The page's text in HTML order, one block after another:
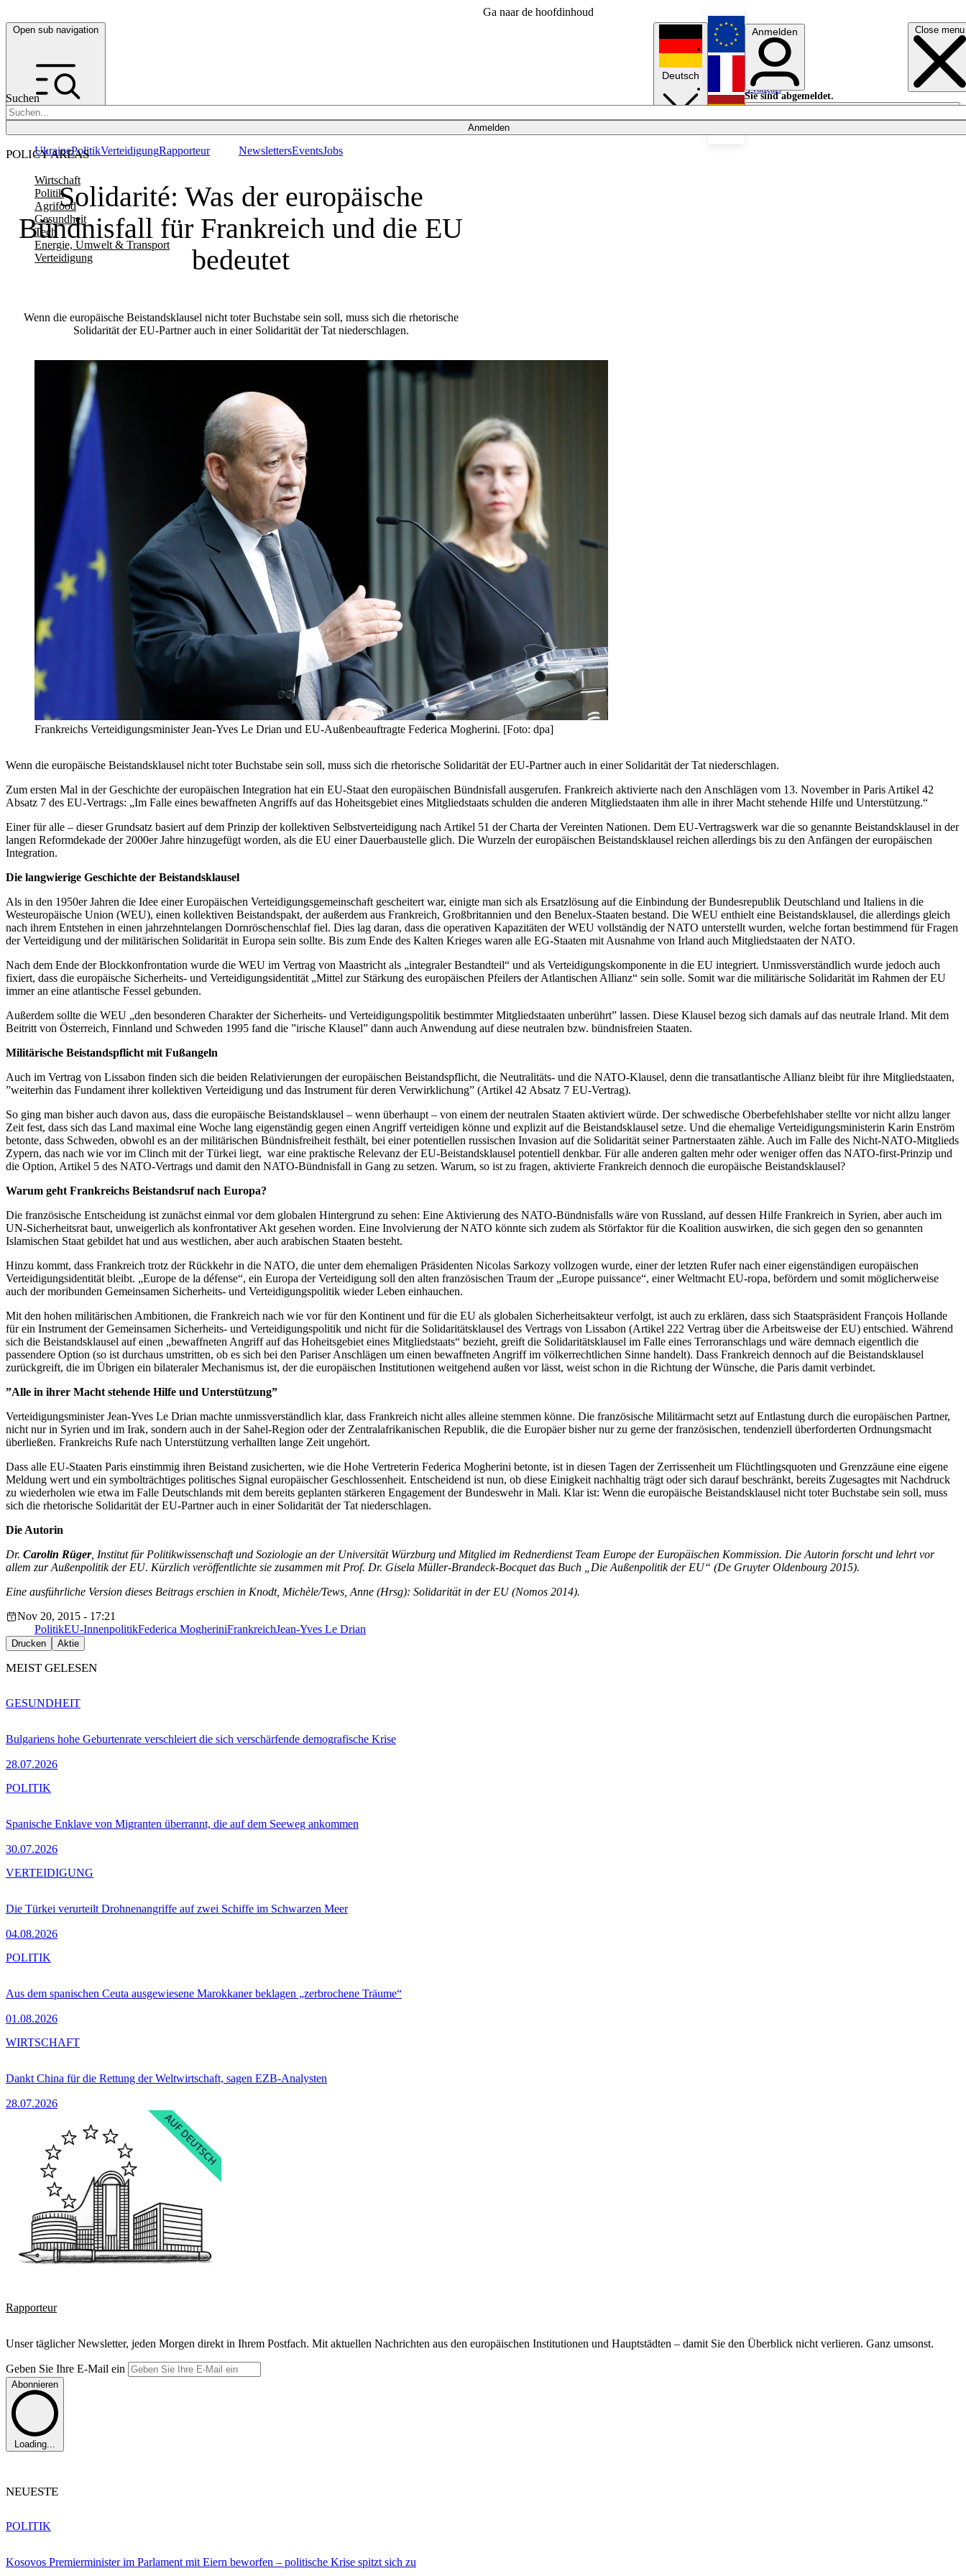
Ga naar de hoofdinhoud
Open sub navigation Close menu
Suchen
Anmelden
POLICY AREAS
Wirtschaft
Politik
Agrifood
Gesundheit
Tech
Energie, Umwelt & Transport
Verteidigung
UkrainePolitikVerteidigungRapporteur NewslettersEventsJobs
Deutsch
English
Français
Anmelden
Sie sind abgemeldet.
Anmelden
Licht aus
Solidarité: Was der europäische
Bündnisfall für Frankreich und die EU
bedeutet
Wenn die europäische Beistandsklausel nicht toter Buchstabe sein soll, muss sich die rhetorische
Solidarität der EU-Partner auch in einer Solidarität der Tat niederschlagen.
Frankreichs Verteidigungsminister Jean-Yves Le Drian und EU-Außenbeauftragte Federica Mogherini. [Foto: dpa]
Wenn die europäische Beistandsklausel nicht toter Buchstabe sein soll, muss sich die rhetorische Solidarität der EU-Partner auch in einer Solidarität der Tat niederschlagen.
Zum ersten Mal in der Geschichte der europäischen Integration hat ein EU-Staat den europäischen Bündnisfall ausgerufen. Frankreich aktivierte nach den Anschlägen vom 13. November in Paris Artikel 42
Absatz 7 des EU-Vertrags: „Im Falle eines bewaffneten Angriffs auf das Hoheitsgebiet eines Mitgliedstaats schulden die anderen Mitgliedstaaten ihm alle in ihrer Macht stehende Hilfe und Unterstützung.“
Einer für alle – dieser Grundsatz basiert auf dem Prinzip der kollektiven Selbstverteidigung nach Artikel 51 der Charta der Vereinten Nationen. Dem EU-Vertragswerk war die so genannte Beistandsklausel in der
langen Reformdekade der 2000er Jahre hinzugefügt worden, als die EU einer Dauerbaustelle glich. Die Wurzeln der europäischen Beistandsklausel reichen allerdings bis zu den Anfängen der europäischen
Integration.
Die langwierige Geschichte der Beistandsklausel
Als in den 1950er Jahren die Idee einer Europäischen Verteidigungsgemeinschaft gescheitert war, einigte man sich als Ersatzlösung auf die Einbindung der Bundesrepublik Deutschland und Italiens in die
Westeuropäische Union (WEU), einen kollektiven Beistandspakt, der außerdem aus Frankreich, Großbritannien und den Benelux-Staaten bestand. Die WEU enthielt eine Beistandsklausel, die allerdings gleich
nach ihrem Entstehen in einen jahrzehntelangen Dornröschenschlaf fiel. Dies lag daran, dass die operativen Kapazitäten der WEU vollständig der NATO unterstellt wurden, welche fortan bestimmend für Fragen
der Verteidigung und der militärischen Solidarität in Europa sein sollte. Bis zum Ende des Kalten Krieges waren alle EG-Staaten mit Ausnahme von Irland auch Mitgliedstaaten der NATO.
Nach dem Ende der Blockkonfrontation wurde die WEU im Vertrag von Maastricht als „integraler Bestandteil“ und als Verteidigungskomponente in die EU integriert. Unmissverständlich wurde jedoch auch
fixiert, dass die europäische Sicherheits- und Verteidigungsidentität „Mittel zur Stärkung des europäischen Pfeilers der Atlantischen Allianz“ sein solle. Somit war die militärische Solidarität im Rahmen der EU
immer an eine atlantische Fessel gebunden.
Außerdem sollte die WEU „den besonderen Charakter der Sicherheits- und Verteidigungspolitik bestimmter Mitgliedstaaten unberührt” lassen. Diese Klausel bezog sich damals auf das neutrale Irland. Mit dem
Beitritt von Österreich, Finnland und Schweden 1995 fand die ”irische Klausel” dann auch Anwendung auf diese neutralen bzw. bündnisfreien Staaten.
Militärische Beistandspflicht mit Fußangeln
Auch im Vertrag von Lissabon finden sich die beiden Relativierungen der europäischen Beistandspflicht, die Neutralitäts- und die NATO-Klausel, denn die transatlantische Allianz bleibt für ihre Mitgliedstaaten,
”weiterhin das Fundament ihrer kollektiven Verteidigung und das Instrument für deren Verwirklichung” (Artikel 42 Absatz 7 EU-Vertrag).
So ging man bisher auch davon aus, dass die europäische Beistandsklausel – wenn überhaupt – von einem der neutralen Staaten aktiviert würde. Der schwedische Oberbefehlshaber stellte vor nicht allzu langer
Zeit fest, dass sich das Land maximal eine Woche lang eigenständig gegen einen Angriff verteidigen könne und explizit auf die Beistandsklausel setze. Und die ehemalige Verteidigungsministerin Karin Enström
betonte, dass Schweden, obwohl es an der militärischen Bündnisfreiheit festhält, bei einer potentiellen russischen Invasion auf die Solidarität seiner Partnerstaaten zähle. Auch im Falle des Nicht-NATO-Mitglieds
Zypern, das nach wie vor im Clinch mit der Türkei liegt, war eine praktische Relevanz der EU-Beistandsklausel potentiell denkbar. Für alle anderen galten mehr oder weniger offen das NATO-first-Prinzip und
die Option, Artikel 5 des NATO-Vertrags und damit den NATO-Bündnisfall in Gang zu setzen. Warum, so ist zu fragen, aktivierte Frankreich dennoch die europäische Beistandsklausel?
Warum geht Frankreichs Beistandsruf nach Europa?
Die französische Entscheidung ist zunächst einmal vor dem globalen Hintergrund zu sehen: Eine Aktivierung des NATO-Bündnisfalls wäre von Russland, auf dessen Hilfe Frankreich in Syrien, aber auch im
UN-Sicherheitsrat baut, unweigerlich als konfrontativer Akt gesehen worden. Eine Involvierung der NATO könnte sich zudem als Störfaktor für die Koalition auswirken, die sich gegen den so genannten
Islamischen Staat gebildet hat und aus westlichen, aber auch arabischen Staaten besteht.
Hinzu kommt, dass Frankreich trotz der Rückkehr in die NATO, die unter dem ehemaligen Präsidenten Nicolas Sarkozy vollzogen wurde, einer der letzten Rufer nach einer eigenständigen europäischen
Verteidigungsidentität bleibt. „Europe de la défense“, ein Europa der Verteidigung soll den alten französischen Traum der „Europe puissance“, einer Weltmacht EU-ropa, befördern und somit möglicherweise
auch der moribunden Gemeinsamen Sicherheits- und Verteidigungspolitik wieder Leben einhauchen.
Mit den hohen militärischen Ambitionen, die Frankreich nach wie vor für den Kontinent und für die EU als globalen Sicherheitsakteur verfolgt, ist auch zu erklären, dass sich Staatspräsident François Hollande
für ein Instrument der Gemeinsamen Sicherheits- und Verteidigungspolitik und nicht für die Solidaritätsklausel des Vertrags von Lissabon (Artikel 222 Vertrag über die Arbeitsweise der EU) entschied. Während
sich die Beistandsklausel auf einen „bewaffneten Angriff auf das Hoheitsgebiet eines Mitgliedstaats“ bezieht, greift die Solidaritätsklausel im Falle eines Terroranschlags und wäre demnach eigentlich die
passendere Option (so ist durchaus umstritten, ob es sich bei den Pariser Anschlägen um einen bewaffneten Angriff im völkerrechtlichen Sinne handelt). Dass Frankreich dennoch auf die Beistandsklausel
zurückgreift, die im Übrigen ein bilateraler Mechanismus ist, der die europäischen Institutionen weitgehend außen vor lässt, weist schon in die Richtung der Wünsche, die Paris damit verbindet.
”Alle in ihrer Macht stehende Hilfe und Unterstützung”
Verteidigungsminister Jean-Yves Le Drian machte unmissverständlich klar, dass Frankreich nicht alles alleine stemmen könne. Die französische Militärmacht setzt auf Entlastung durch die europäischen Partner,
nicht nur in Syrien und im Irak, sondern auch in der Sahel-Region oder der Zentralafrikanischen Republik, die die Europäer bisher nur zu gerne der französischen, tendenziell überforderten Ordnungsmacht
überließen. Frankreichs Rufe nach Unterstützung verhallten lange Zeit ungehört.
Dass alle EU-Staaten Paris einstimmig ihren Beistand zusicherten, wie die Hohe Vertreterin Federica Mogherini betonte, ist in diesen Tagen der Zerrissenheit um Flüchtlingsquoten und Grenzzäune eine eigene
Meldung wert und ein symbolträchtiges politisches Signal europäischer Geschlossenheit. Entscheidend ist nun, ob diese Einigkeit nachhaltig trägt oder sich darauf beschränkt, bereits Zugesagtes mit Nachdruck
zu wiederholen wie etwa im Falle Deutschlands mit dem bereits geplanten stärkeren Engagement der Bundeswehr in Mali. Klar ist: Wenn die europäische Beistandsklausel nicht toter Buchstabe sein soll, muss
sich die rhetorische Solidarität der EU-Partner auch in einer Solidarität der Tat niederschlagen.
Die Autorin
Dr. Carolin Rüger, Institut für Politikwissenschaft und Soziologie an der Universität Würzburg und Mitglied im Rednerdienst Team Europe der Europäischen Kommission. Die Autorin forscht und lehrt vor
allem zur Außenpolitik der EU. Kürzlich veröffentlichte sie zusammen mit Prof. Dr. Gisela Müller-Brandeck-Bocquet das Buch „Die Außenpolitik der EU“ (De Gruyter Oldenbourg 2015).
Eine ausführliche Version dieses Beitrags erschien in Knodt, Michèle/Tews, Anne (Hrsg): Solidarität in der EU (Nomos 2014).
Nov 20, 2015 - 17:21
PolitikEU-InnenpolitikFederica MogheriniFrankreichJean-Yves Le Drian
Drucken Aktie
MEIST GELESEN
Bulgariens hohe Geburtenrate verschleiert die sich verschärfende demografische Krise
28.07.2026
GESUNDHEIT
Spanische Enklave von Migranten überrannt, die auf dem Seeweg ankommen
30.07.2026
POLITIK
Die Türkei verurteilt Drohnenangriffe auf zwei Schiffe im Schwarzen Meer
04.08.2026
VERTEIDIGUNG
Aus dem spanischen Ceuta ausgewiesene Marokkaner beklagen „zerbrochene Träume“
01.08.2026
POLITIK
Dankt China für die Rettung der Weltwirtschaft, sagen EZB-Analysten
28.07.2026
WIRTSCHAFT
Rapporteur
Unser täglicher Newsletter, jeden Morgen direkt in Ihrem Postfach. Mit aktuellen Nachrichten aus den europäischen Institutionen und Hauptstädten – damit Sie den Überblick nicht verlieren. Ganz umsonst.
Geben Sie Ihre E-Mail ein
Abonnieren
Loading...
NEUESTE
Kosovos Premierminister im Parlament mit Eiern beworfen – politische Krise spitzt sich zu
POLITIK